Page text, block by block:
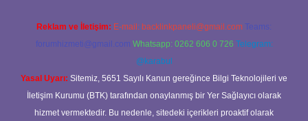
Reklam ve İletişim: E-mail: backlinkpaneli@gmail.com Teams:
forumhizmeti@gmail.com Whatsapp: 0262 606 0 726 Telegram:
@karabul
Yasal Uyarı: Sitemiz, 5651 Sayılı Kanun gereğince Bilgi Teknolojileri ve
İletişim Kurumu (BTK) tarafından onaylanmış bir Yer Sağlayıcı olarak
hizmet vermektedir. Bu nedenle, sitedeki içerikleri proaktif olarak